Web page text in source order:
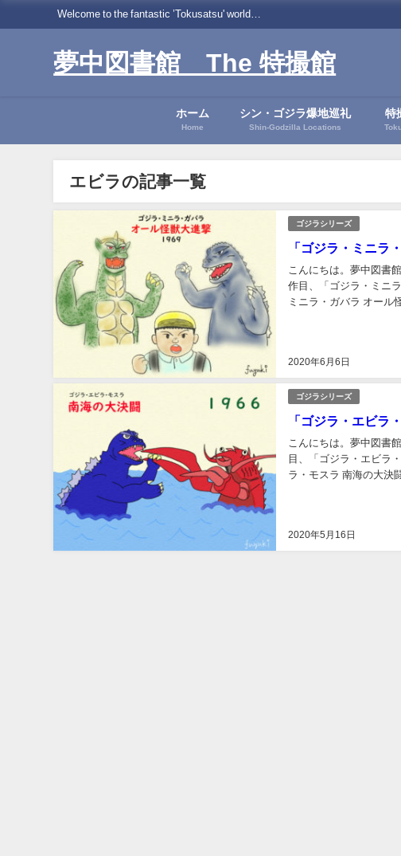
Welcome to the fantastic ’Tokusatsu' world…
夢中図書館 The 特撮館
ホーム
Home
シン・ゴジラ爆地巡礼
Shin-Godzilla Locations
特
エビラの記事一覧
ゴジラシリーズ
「ゴジラ・ミニラ
2020年6月6日
こんにちは。夢中図書
作目、「ゴジラ・ミニ
ミニラ・ガバラ オール
ゴジラシリーズ
「ゴジラ・エビラ
2020年5月16日
こんにちは。夢中図書
目、「ゴジラ・エビラ
ラ・モスラ 南海の大決